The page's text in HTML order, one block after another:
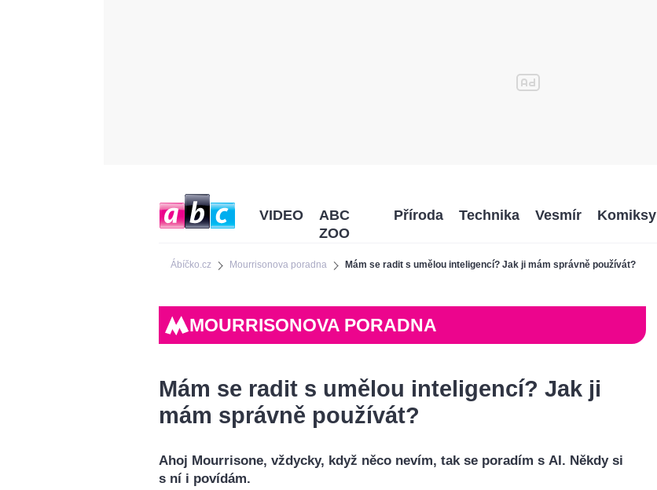
Ábíčko.cz Mourrisonova poradna Mám se radit s umělou inteligencí? Jak ji mám správně používát?
VIDEO
ABC
ZOO
Příroda Technika Vesmír Komiksy
MOURRISONOVA PORADNA
Mám se radit s umělou inteligencí? Jak ji
mám správně používát?
Ahoj Mourrisone, vždycky, když něco nevím, tak se poradím s AI. Někdy si
s ní i povídám.